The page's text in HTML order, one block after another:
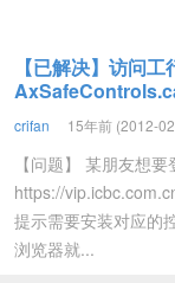
【已解决】访问
crifan 15年前 (2012-
【问题】 某朋友想
https://
提示需要安装对应的
浏览器就...